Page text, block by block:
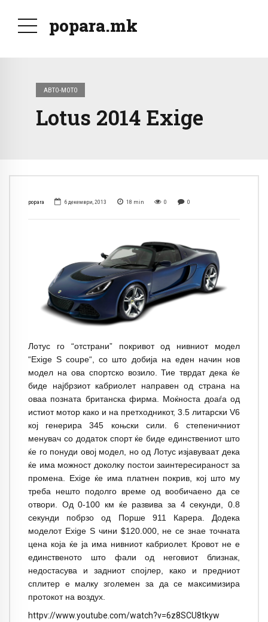
popara.mk
АВТО-МОТО
Lotus 2014 Exige
popara 6 декември, 2013 18 min 0 0
Лотус го “отстрани”покривот од нивниот модел
“Exige S coupe“ , со што добија на еден начин нов
модел на ова спортско возило. Тие тврдат дека ќе
биде најбрзиот кабриолет направен од страна на
оваа позната британска фирма. Моќноста доаѓа од
истиот мотор како и на претходникот, 3.5 литарски V6
кој генерира 345 коњски сили. 6 степеничниот
менувач со додаток спорт ќе биде единствениот што
ќе го понуди овој модел, но од Лотус изјавуваат дека
ќе има можност доколку постои заинтересираност за
промена. Exige ќе има платнен покрив, кој што му
треба нешто подолго време од вообичаено да се
отвори. Од 0-100 км ќе развива за 4 секунди, 0.8
секунди побрзо од Порше 911 Карера. Додека
моделот Exige S чини $120.000, не се знае точната
цена која ќе ја има нивниот кабриолет. Кровот не е
единственото што фали од неговиот близнак,
недостасува и задниот спојлер, како и предниот
сплитер е малку зголемен за да се максимизира
протокот на воздух.
httpv://www.youtube.com/watch?v=6z8SCU8tkyw